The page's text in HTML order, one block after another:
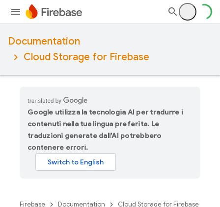
Documentation
Cloud Storage for Firebase
Google utilizza la tecnologia AI per tradurre i
contenuti nella tua lingua preferita. Le
traduzioni generate dall'AI potrebbero
contenere errori.
Firebase Documentation
Cloud Storage for Firebase